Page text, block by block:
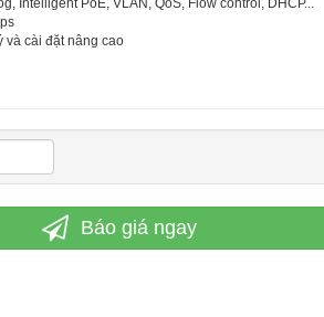
Intelligent PoE, VLAN, QoS, Flow control, DHCP...
và cài đặt nâng cao
Báo giá ngay